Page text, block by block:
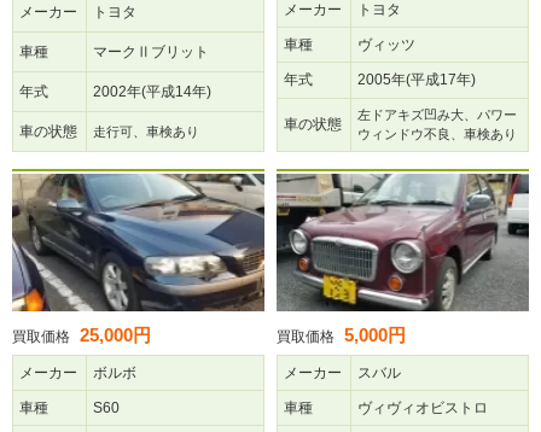
メーカー トヨタ
車種 マークⅡブリット
年式 2002年(平成14年)
車の状態 走行可、車検あり
メーカー トヨタ
車種 ヴィッツ
年式 2005年(平成17年)
車の状態
左ドアキズ凹み大、パワー
ウィンドウ不良、車検あり
買取価格 25,000円
メーカー ボルボ
車種 S60
買取価格 5,000円
メーカー スバル
車種 ヴィヴィオビストロ